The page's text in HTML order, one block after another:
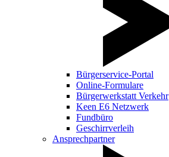
Bürgerservice-Portal
Online-Formulare
Bürgerwerkstatt Verkehr
Keen E6 Netzwerk
Fundbüro
Geschirrverleih
Ansprechpartner